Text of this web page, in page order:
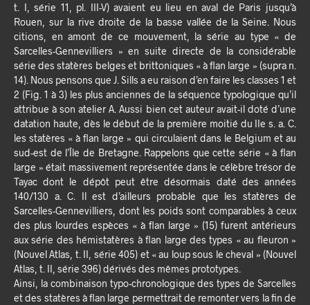
t. I, série 11, pl. III-V) avaient eu lieu en aval de Paris jusqu’à
Rouen, sur la rive droite de la basse vallée de la Seine. Nous
citions, en amont de ce mouvement, la série au type « de
Sarcelles-Gennevilliers » en suite directe de la considérable
série des statères belges et brittoniques « à flan large » (supra n.
14). Nous pensons que J. Sills a eu raison d’en faire les classes 1 et
2 (Fig. 1 à 3) les plus anciennes de la séquence typologique qu’il
attribue à son atelier A. Aussi bien cet auteur avait-il doté d’une
datation haute, dès le début de la première moitié du IIe s. a. C.
les statères « à flan large » qui circulaient dans le Belgium et au
sud-est de l’Île de Bretagne. Rappelons que cette série « à flan
large » était massivement représentée dans le célèbre trésor de
Tayac dont le dépôt peut être désormais daté des années
140/130 a. C. Il est d’ailleurs probable que les statères de
Sarcelles-Gennevilliers, dont les poids sont comparables à ceux
des plus lourdes espèces « à flan large » (15) furent antérieurs
aux série des hémistatères à flan large des types « au fleuron »
(Nouvel Atlas, t. II, série 405) et « au loup sous le cheval » (Nouvel
Atlas, t. II, série 396) dérivés des mêmes prototypes.
Ainsi, la combinaison typo-chronologique des types de Sarcelles
et des statères à flan large permettrait de remonter vers la fin de